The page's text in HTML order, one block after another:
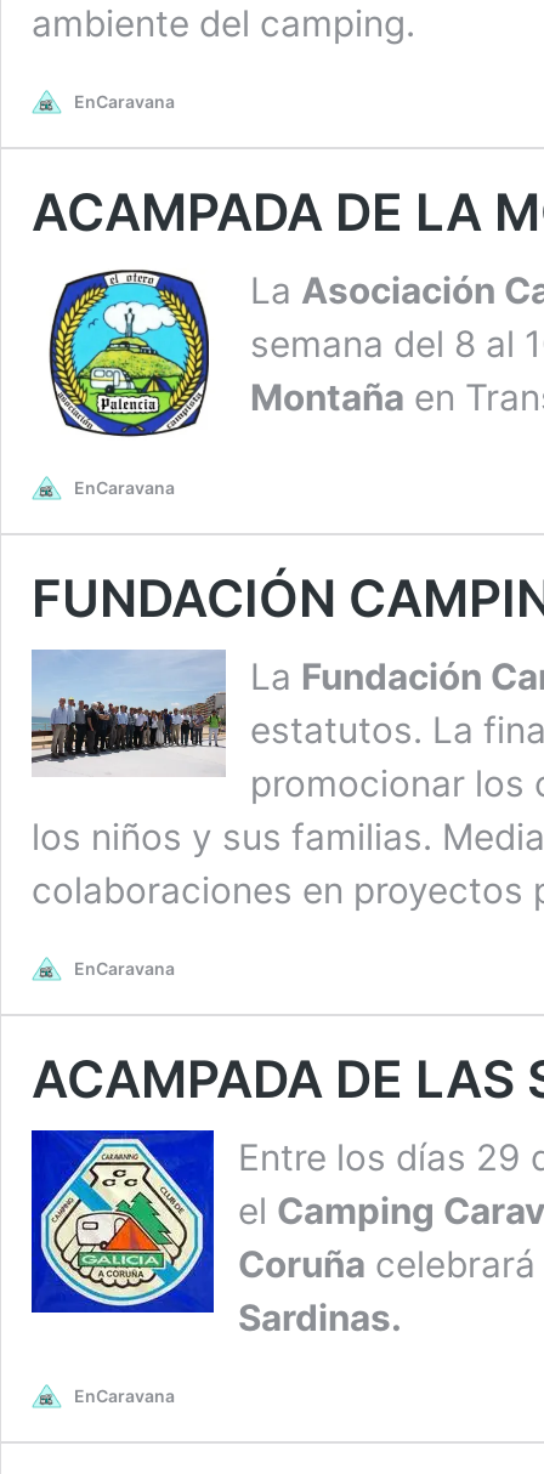
ambiente del camping.
EnCaravana
ACAMPADA DE LA
La Asociación
semana del 8 al
Montaña en
EnCaravana
FUNDACIÓN
La Fundación
estatutos. La
promocionar los
los niños y sus familias.
colaboraciones en proyectos
EnCaravana
ACAMPADA DE LAS
Entre los días 29
el Camping
Coruña
Sardinas.
EnCaravana